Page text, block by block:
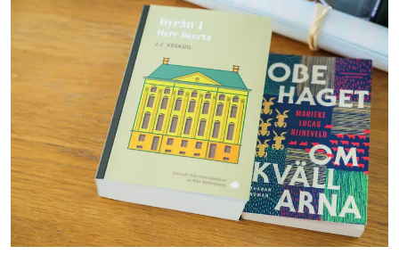
Over het fonds
Veelgestelde vragen
Ontmoet de organisatie
Publicaties
Vacatures
Contact
Visit International website